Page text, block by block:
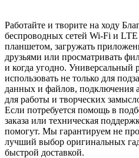
Работайте и творите на ходу
беспроводных сетей Wi-Fi и
планшетом, загружать
друзьями или просматривать
и когда угодно. Универсальный
использовать не только для
данных и файлов, подключения
для работы и творческих
Если потребуется помощь в
заказа или техническая
помогут. Мы гарантируем не
лучший выбор оригинальных
быстрой доставкой.